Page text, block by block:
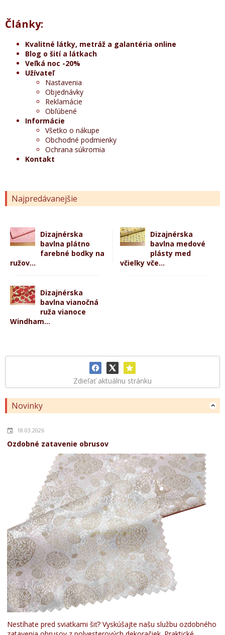
Najpredávanejšie
Dizajnérska
bavlna plátno
farebné bodky na
ružov...
Dizajnérska
bavlna medové
plásty med
včielky vče...
Dizajnérska
bavlna vianočná
ruža vianoce
Windham...
Zdieľať aktuálnu stránku
Novinky
18.03.2026
Ozdobné zatavenie obrusov
Nestíhate pred sviatkami šiť? Vyskúšajte našu službu ozdobného
Články:
Kvalitné látky, metráž a galantéria online
Blog o šití a látkach
Veľká noc -20%
Užívateľ
Nastavenia
Objednávky
Reklamácie
Obľúbené
Informácie
Všetko o nákupe
Obchodné podmienky
Ochrana súkromia
Kontakt